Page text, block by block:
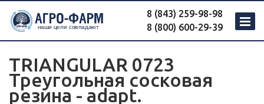
8 (843) 259-98-98
8 (800) 600-29-39
TRIANGULAR 0723
Треугольная сосковая
резина - adapt.